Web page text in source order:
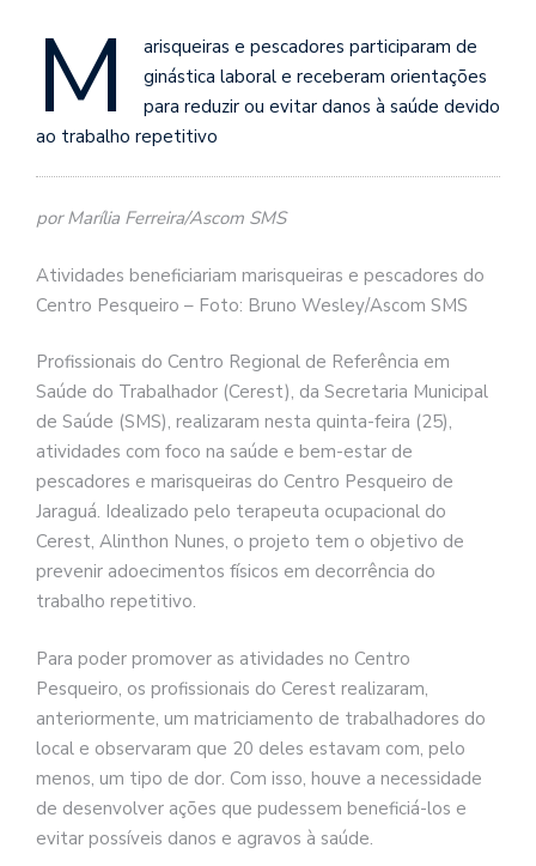
M
arisqueiras e pescadores participaram de
ginástica laboral e receberam orientações
para reduzir ou evitar danos à saúde devido
ao trabalho repetitivo
por Marília Ferreira/Ascom SMS
Atividades beneficiariam marisqueiras e pescadores do
Centro Pesqueiro – Foto: Bruno Wesley/Ascom SMS
Profissionais do Centro Regional de Referência em
Saúde do Trabalhador (Cerest), da Secretaria Municipal
de Saúde (SMS), realizaram nesta quinta-feira (25),
atividades com foco na saúde e bem-estar de
pescadores e marisqueiras do Centro Pesqueiro de
Jaraguá. Idealizado pelo terapeuta ocupacional do
Cerest, Alinthon Nunes, o projeto tem o objetivo de
prevenir adoecimentos físicos em decorrência do
trabalho repetitivo.
Para poder promover as atividades no Centro
Pesqueiro, os profissionais do Cerest realizaram,
anteriormente, um matriciamento de trabalhadores do
local e observaram que 20 deles estavam com, pelo
menos, um tipo de dor. Com isso, houve a necessidade
de desenvolver ações que pudessem beneficiá-los e
evitar possíveis danos e agravos à saúde.